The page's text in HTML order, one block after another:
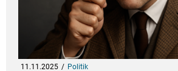
11.11.2025 Politik